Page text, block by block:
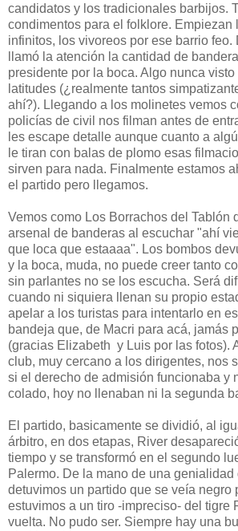
candidatos y los tradicionales barbijos.
condimentos para el folklore. Empiezan
infinitos, los vivoreos por ese barrio feo.
llamó la atención la cantidad de
presidente por la boca. Algo nunca
latitudes (¿realmente tantos
ahí?). Llegando a los molinetes vemos
policías de civil nos filman antes de
les escape detalle aunque cuanto a
le tiran con balas de plomo esas
sirven para nada. Finalmente estamos
el partido pero llegamos.
Vemos como Los Borrachos del Tablón
arsenal de banderas al escuchar "ahí
que loca que estaaaa". Los bombos
y la boca, muda, no puede creer tanto
sin parlantes no se los escucha. Será
cuando ni siquiera llenan su propio
apelar a los turistas para intentarlo en
bandeja que, de Macri para acá, jamás
(gracias Elizabeth y Luis por las fotos).
club, muy cercano a los dirigentes, nos
si el derecho de admisión funcionaba y
colado, hoy no llenaban ni la segunda
El partido, basicamente se dividió, al
árbitro, en dos etapas, River
tiempo y se transformó en el segundo
Palermo. De la mano de una genialidad
detuvimos un partido que se veía negro
estuvimos a un tiro -impreciso- del tigre
vuelta. No pudo ser. Siempre hay una